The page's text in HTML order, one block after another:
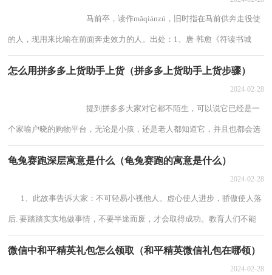
马前卒，读作mǎqiánzú，旧时指在马前供奔走役使
的人，现用来比喻在前面奔走效力的人。出处：1、唐·韩愈《符读书城
怎么用拼多多上货助手上货（拼多多上货助手上货步骤）
2024-02-28
提到拼多多大家对它都不陌生，可以说它已经是一
个家喻户晓的购物平台，无论是小孩，还是老人都知道它，并且也都会选
龟兔赛跑深层寓意是什么（龟兔赛跑的寓意是什么）
2024-02-28
1、此故事告诉大家：不可轻易小视他人。虚心使人进步，骄傲使人落
后. 要踏踏实实地做事情，不要半途而废，才会取得成功。教育人们不能
微信中和平精英礼包怎么领取（和平精英微信礼包在哪领）
2024-02-28